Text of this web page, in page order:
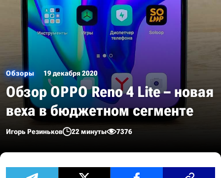
Обзоры 19 декабря 2020
Обзор OPPO Reno 4 Lite – новая
веха в бюджетном сегменте
Игорь Резиньков 22 минуты 7376